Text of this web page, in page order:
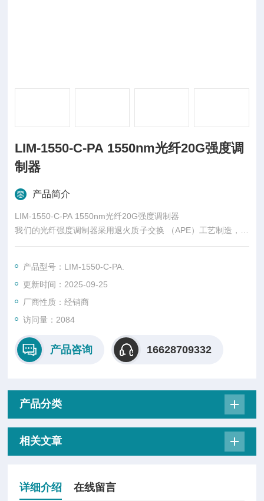
LIM-1550-C-PA 1550nm光纤20G强度调
制器
产品简介
LIM-1550-C-PA 1550nm光纤20G强度调制器
我们的光纤强度调制器采用退火质子交换 （APE）工艺制造，采
用零啁啾设计和保偏（PM）光纤输出。
产品型号：LIM-1550-C-PA.
更新时间：2025-09-25
厂商性质：经销商
访问量：2084
产品咨询 16628709332
产品分类
相关文章
详细介绍 在线留言